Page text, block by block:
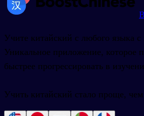
Учите китайский с любого языка
Уникальное приложение, которое
быстрее прогрессировать в
Учить китайский стало проще, чем